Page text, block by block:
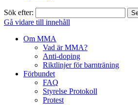
Sök efter:
Gå vidare till innehåll
Om MMA
Vad är MMA?
Anti-doping
Riktlinjer för barnträning
Förbundet
FAQ
Styrelse Protokoll
Protest